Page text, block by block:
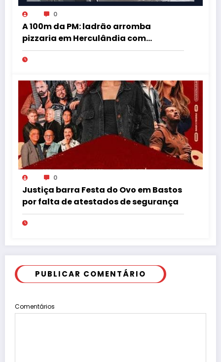
0
A 100m da PM: ladrão arromba
pizzaria em Herculândia com
patinete furtado
0
Justiça barra Festa do Ovo em Bastos
por falta de atestados de segurança
PUBLICAR COMENTÁRIO
Comentários